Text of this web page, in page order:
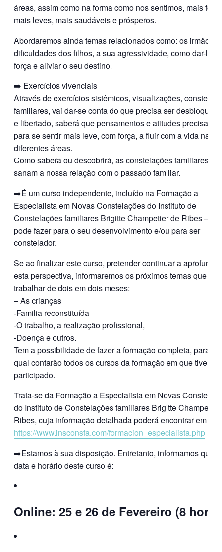
áreas, assim como na forma como nos sentimos, mais
mais leves, mais saudáveis e prósperos.
Abordaremos ainda temas relacionados como: os irmãos,
dificuldades dos filhos, a sua agressividade, como dar-lhes
força e aliviar o seu destino.
➡️ Exercícios vivenciais
Através de exercícios sistêmicos, visualizações,
familiares, vai dar-se conta do que precisa ser
e libertado, saberá que pensamentos e atitudes precisa
para se sentir mais leve, com força, a fluir com a vida nas
diferentes áreas.
Como saberá ou descobrirá, as constelações familiares
sanam a nossa relação com o passado familiar.
➡️É um curso independente, incluído na Formação a
Especialista em Novas Constelações do Instituto de
Constelações familiares Brigitte Champetier de Ribes –
pode fazer para o seu desenvolvimento e/ou para ser
constelador.
Se ao finalizar este curso, pretender continuar a aprofundar
esta perspectiva, informaremos os próximos temas que
trabalhar de dois em dois meses:
– As crianças
-Familia reconstituída
-O trabalho, a realização profissional,
-Doença e outros.
Tem a possibilidade de fazer a formação completa, para a
qual contarão todos os cursos da formação em que tiver
participado.
Trata-se da Formação a Especialista em Novas
do Instituto de Constelações familiares Brigitte Champetier
Ribes, cuja informação detalhada poderá encontrar em
https://www.insconsfa.com/formacion_especialista.php
➡️Estamos à sua disposição. Entretanto, informamos que a
data e horário deste curso é:
Online: 25 e 26 de Fevereiro (8